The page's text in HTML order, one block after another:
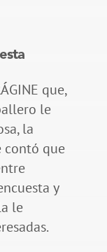
que,
le
la
contó que
y
le